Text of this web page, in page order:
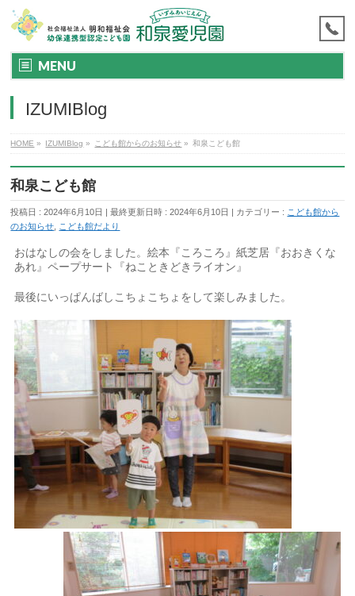
MENU
IZUMIBlog
HOME » IZUMIBlog » こども館からのお知らせ » 和泉こども館
和泉こども館
投稿日 : 2024年6月10日 最終更新日時 : 2024年6月10日 カテゴリー : こども館から
のお知らせ
こども館だより
おはなしの会をしました。絵本『ころころ』紙芝居『おおきくな
あれ』ペープサート『ねこときどきライオン』
最後にいっぱんばしこちょこちょをして楽しみました。